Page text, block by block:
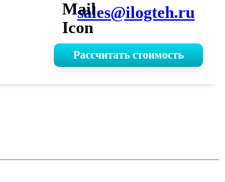
sales@ilogteh.ru
Рассчитать стоимость